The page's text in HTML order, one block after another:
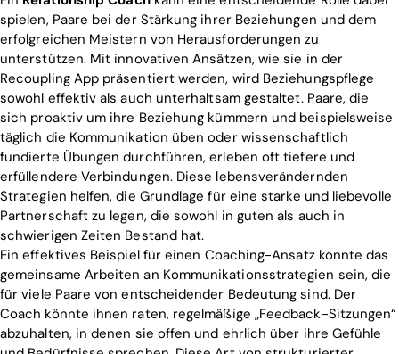
spielen, Paare bei der Stärkung ihrer Beziehungen und dem
erfolgreichen Meistern von Herausforderungen zu
unterstützen. Mit innovativen Ansätzen, wie sie in der
Recoupling App präsentiert werden, wird Beziehungspflege
sowohl effektiv als auch unterhaltsam gestaltet. Paare, die
sich proaktiv um ihre Beziehung kümmern und beispielsweise
täglich die Kommunikation üben oder wissenschaftlich
fundierte Übungen durchführen, erleben oft tiefere und
erfüllendere Verbindungen. Diese lebensverändernden
Strategien helfen, die Grundlage für eine starke und liebevolle
Partnerschaft zu legen, die sowohl in guten als auch in
schwierigen Zeiten Bestand hat.
Ein effektives Beispiel für einen Coaching-Ansatz könnte das
gemeinsame Arbeiten an Kommunikationsstrategien sein, die
für viele Paare von entscheidender Bedeutung sind. Der
Coach könnte ihnen raten, regelmäßige „Feedback-Sitzungen“
abzuhalten, in denen sie offen und ehrlich über ihre Gefühle